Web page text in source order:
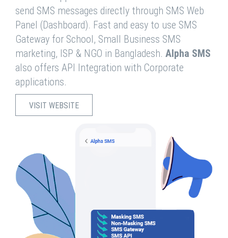
send SMS messages directly through SMS Web
Panel (Dashboard). Fast and easy to use SMS
Gateway for School, Small Business SMS
marketing, ISP & NGO in Bangladesh. Alpha SMS
also offers API Integration with Corporate
applications.
VISIT WEBSITE